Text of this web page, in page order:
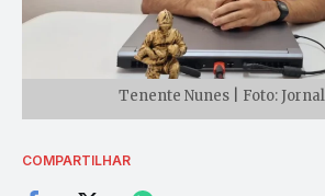
Tenente Nunes | Foto:
COMPARTILHAR